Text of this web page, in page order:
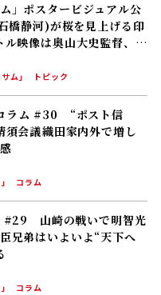
」ポスタービジュアル公
橋静河)が桜を見上げる印
映像は奥山大史監督、語
2026年度後期放送
ム」
トピック
ラム #30 “ポスト信
会議――織田家内外で増し
コラム
#29 山崎の戦いで明智光
兄弟はいよいよ“天下へ
コラム